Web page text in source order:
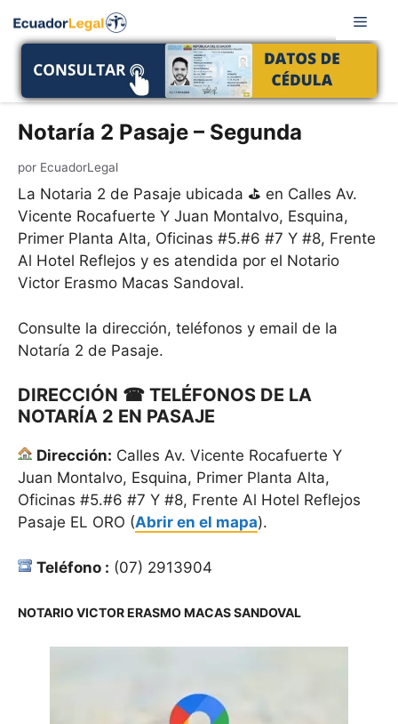
Notaría 2 Pasaje – Segunda
por EcuadorLegal
La Notaria 2 de Pasaje ubicada ⛳ en Calles Av.
Vicente Rocafuerte Y Juan Montalvo, Esquina,
Primer Planta Alta, Oficinas #5.#6 #7 Y #8, Frente
Al Hotel Reflejos y es atendida por el Notario
Victor Erasmo Macas Sandoval.
Consulte la dirección, teléfonos y email de la
Notaría 2 de Pasaje.
DIRECCIÓN ☎ TELÉFONOS DE LA
NOTARÍA 2 EN PASAJE
Dirección: Calles Av. Vicente Rocafuerte Y
Juan Montalvo, Esquina, Primer Planta Alta,
Oficinas #5.#6 #7 Y #8, Frente Al Hotel Reflejos
Pasaje EL ORO (Abrir en el mapa).
Teléfono : (07) 2913904
NOTARIO VICTOR ERASMO MACAS SANDOVAL